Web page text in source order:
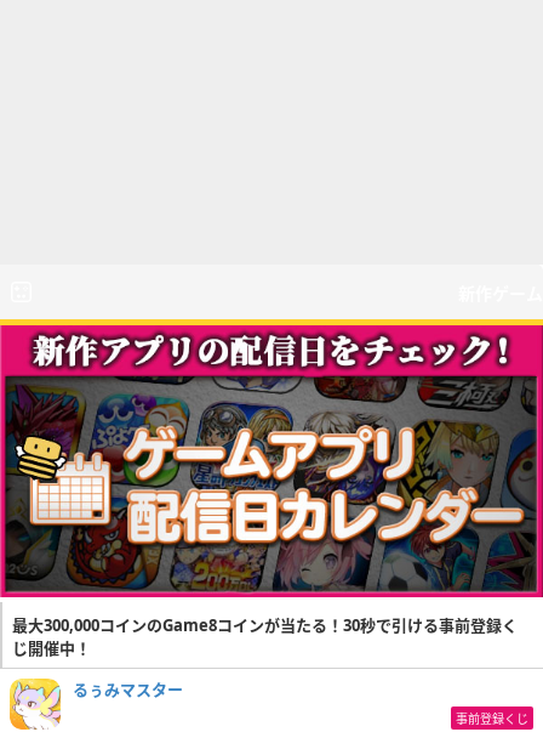
最大300,000コインのGame8コインが当たる！30秒で引ける事前登録く
じ開催中！
るぅみマスター
事前登録くじ